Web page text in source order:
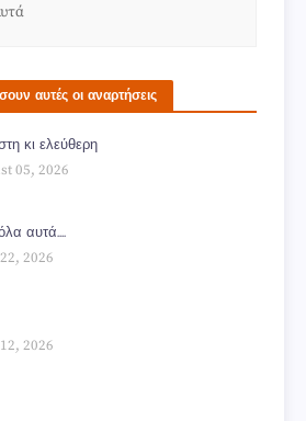
αυτές οι αναρτήσεις
κι ελεύθερη
05, 2026
αυτά....
2026
2026